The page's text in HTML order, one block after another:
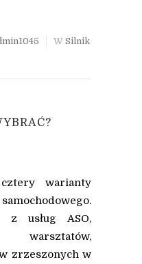
W Silnik
warianty
z usług ASO,
zrzeszonych w